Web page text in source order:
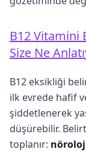
B12 Vitamini
Size Ne
B12 eksikliği
ilk evrede hafif
şiddetlenerek
düşürebilir.
toplanır: